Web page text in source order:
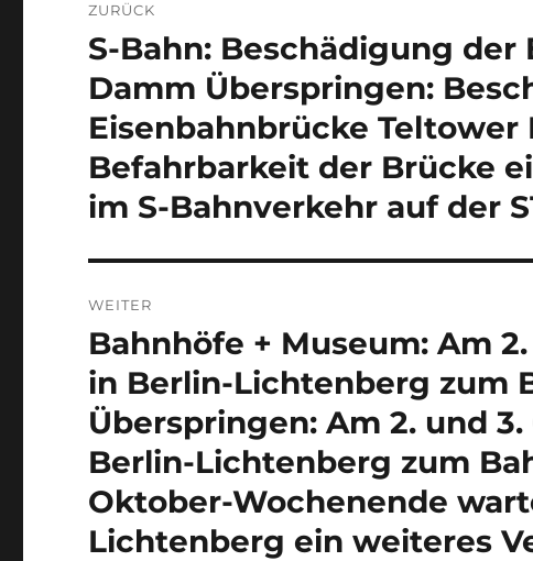
ZURÜCK
Vorheriger
Beitrag:
S-Bahn: Beschädigung
Damm Überspringen:
Eisenbahnbrücke
Befahrbarkeit der Brücke
im S-Bahnverkehr auf der
WEITER
Nächster
Beitrag:
Bahnhöfe + Museum: Am
in Berlin-Lichtenberg zum
Überspringen: Am 2. und
Berlin-Lichtenberg zum
Oktober-Wochenende
Lichtenberg ein weiteres